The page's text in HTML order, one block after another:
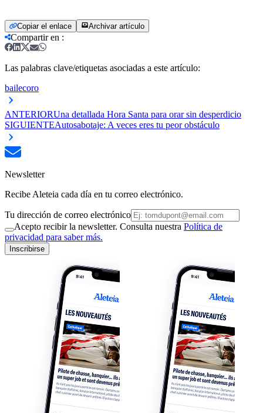
Copiar el enlace Archivar artículo
Compartir en :
Las palabras clave/etiquetas asociadas a este artículo:
bailecoro
ANTERIORUna detallada Hora Santa para orar sin desperdicio
SIGUIENTEAutosabotaje: A veces eres tu peor obstáculo
Newsletter
Recibe Aleteia cada día en tu correo electrónico.
Tu dirección de correo electrónico
Acepto recibir la newsletter. Consulta nuestra Política de
privacidad para saber más.
Inscribirse